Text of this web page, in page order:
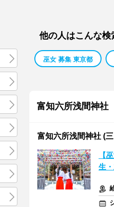
他の人はこんな
巫女 募集 東京都
富知六所浅間神社
富知六所浅間神社 (
【
生